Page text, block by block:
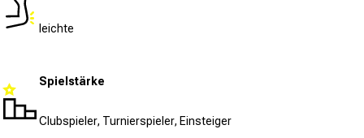
leichte
Spielstärke
Clubspieler, Turnierspieler, Einsteiger